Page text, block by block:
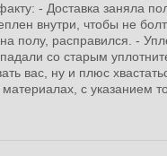
- Доставка заняла
внутри, чтобы не
полу, расправился. -
со старым
вас, ну и плюс
материалах, с